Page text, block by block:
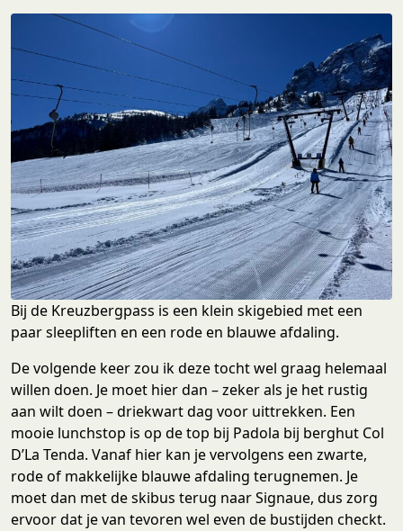
Bij de Kreuzbergpass is een klein skigebied met een
paar sleepliften en een rode en blauwe afdaling.
De volgende keer zou ik deze tocht wel graag helemaal
willen doen. Je moet hier dan – zeker als je het rustig
aan wilt doen – driekwart dag voor uittrekken. Een
mooie lunchstop is op de top bij Padola bij berghut Col
D’La Tenda. Vanaf hier kan je vervolgens een zwarte,
rode of makkelijke blauwe afdaling terugnemen. Je
moet dan met de skibus terug naar Signaue, dus zorg
ervoor dat je van tevoren wel even de bustijden checkt.